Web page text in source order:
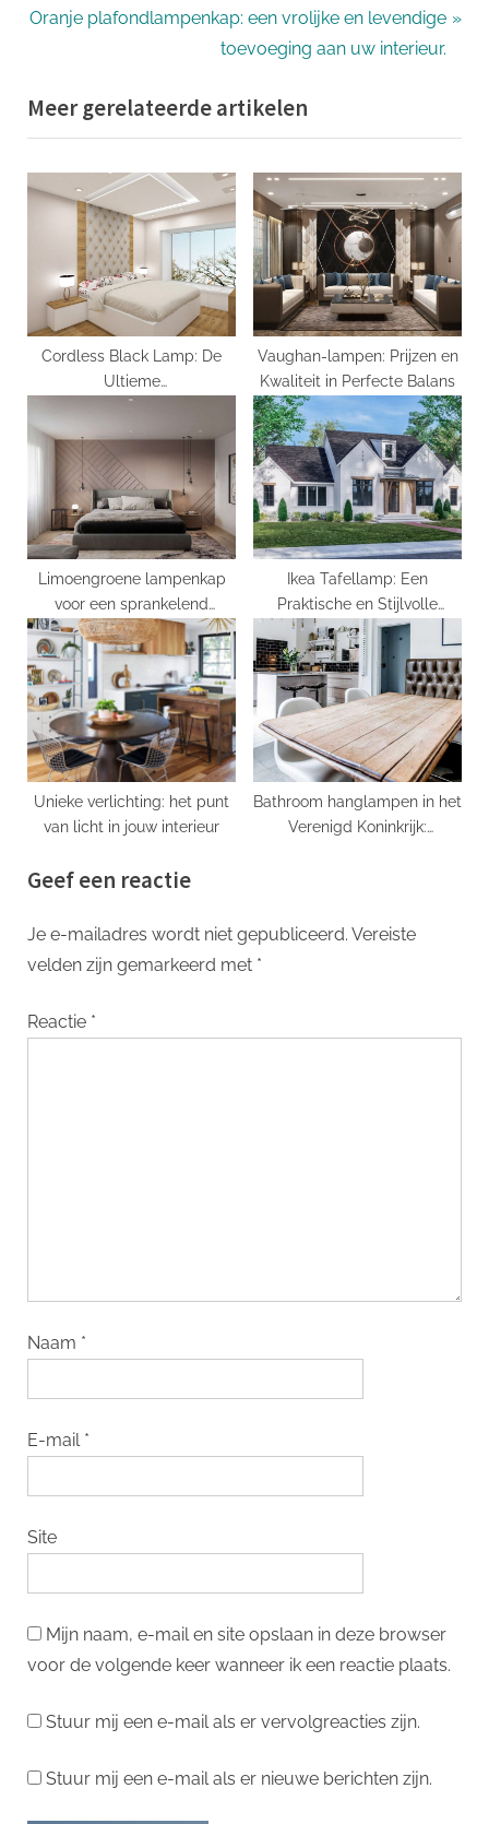
navigatie
e
o
u
s
P
t
N
t
P
o
s
Oranje plafondlampenkap: een vrolijke en levendige
toevoeging aan uw interieur.
Meer gerelateerde artikelen
Cordless Black Lamp: De
Ultieme
Verlichtingsoplossing voor
Vaughan-lampen: Prijzen en
Kwaliteit in Perfecte Balans
Limoengroene lampenkap
voor een sprankelend
interieur
Ikea Tafellamp: Een
Praktische en Stijlvolle
Verlichtingsoptie voor Elk
Interieur
Unieke verlichting: het punt
van licht in jouw interieur
Bathroom hanglampen in het
Verenigd Koninkrijk:
Geef een reactie
Je e-mailadres wordt niet gepubliceerd. Vereiste
velden zijn gemarkeerd met *
Reactie *
Naam *
E-mail *
Site
Mijn naam, e-mail en site opslaan in deze browser
voor de volgende keer wanneer ik een reactie plaats.
Stuur mij een e-mail als er vervolgreacties zijn.
Stuur mij een e-mail als er nieuwe berichten zijn.